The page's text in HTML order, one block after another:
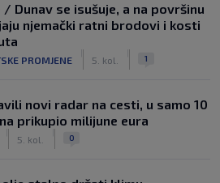
/ Dunav se isušuje, a na površinu
njemački ratni brodovi i kosti
PROMJENE 5. kol. 1
novi radar na cesti, u samo 10
prikupio milijune eura
5. kol. 0